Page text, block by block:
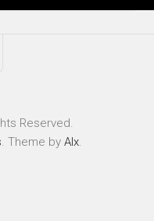
Reserved.
. Theme by Alx.